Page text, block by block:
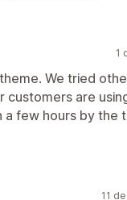
1
We tried
are
a few hours by the
11